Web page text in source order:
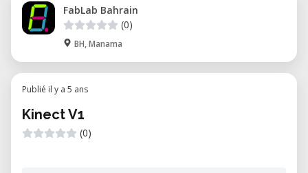
FabLab Bahrain
(0)
BH, Manama
Publié il y a 5 ans
Kinect V1
(0)